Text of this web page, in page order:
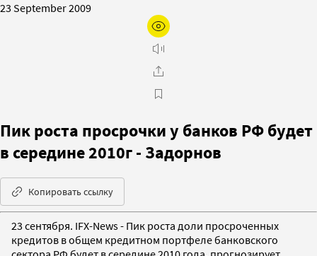
23 September 2009
Пик роста просрочки у банков РФ будет
в середине 2010г - Задорнов
Копировать ссылку
23 сентября. IFX-News - Пик роста доли просроченных
кредитов в общем кредитном портфеле банковского